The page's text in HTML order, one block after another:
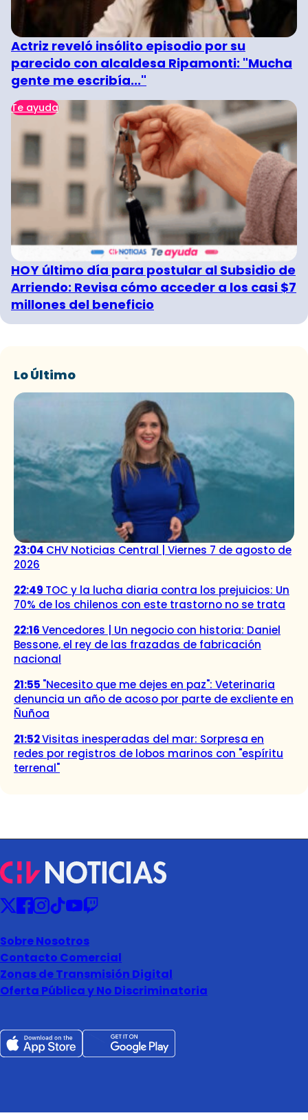
Actriz reveló insólito episodio por su
parecido con alcaldesa Ripamonti: "Mucha
gente me escribía..."
Te ayuda
HOY último día para postular al Subsidio de
Arriendo: Revisa cómo acceder a los casi $7
millones del beneficio
Lo Último
23:04 CHV Noticias Central | Viernes 7 de agosto de
2026
22:49 TOC y la lucha diaria contra los prejuicios: Un
70% de los chilenos con este trastorno no se trata
22:16Vencedores | Un negocio con historia: Daniel
Bessone, el rey de las frazadas de fabricación
nacional
21:55 "Necesito que me dejes en paz": Veterinaria
denuncia un año de acoso por parte de excliente en
Ñuñoa
21:52Visitas inesperadas del mar: Sorpresa en
redes por registros de lobos marinos con "espíritu
terrenal"
Sobre Nosotros
Contacto Comercial
Zonas de Transmisión Digital
Oferta Pública y No Discriminatoria